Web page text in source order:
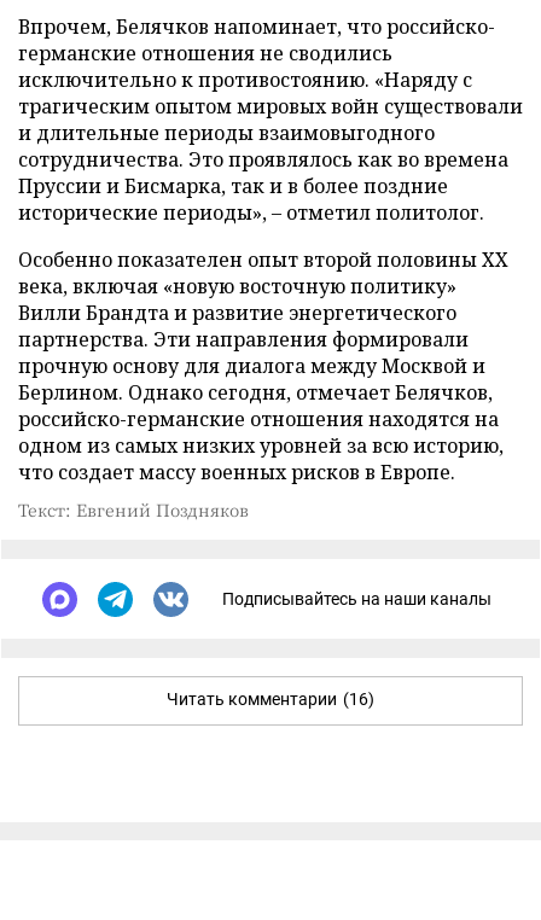
Впрочем, Белячков напоминает, что российско-
германские отношения не сводились
исключительно к противостоянию. «Наряду с
трагическим опытом мировых войн существовали
и длительные периоды взаимовыгодного
сотрудничества. Это проявлялось как во времена
Пруссии и Бисмарка, так и в более поздние
исторические периоды», – отметил политолог.
Особенно показателен опыт второй половины XX
века, включая «новую восточную политику»
Вилли Брандта и развитие энергетического
партнерства. Эти направления формировали
прочную основу для диалога между Москвой и
Берлином. Однако сегодня, отмечает Белячков,
российско-германские отношения находятся на
одном из самых низких уровней за всю историю,
что создает массу военных рисков в Европе.
Текст: Евгений Поздняков
Подписывайтесь на наши каналы
Читать комментарии (16)